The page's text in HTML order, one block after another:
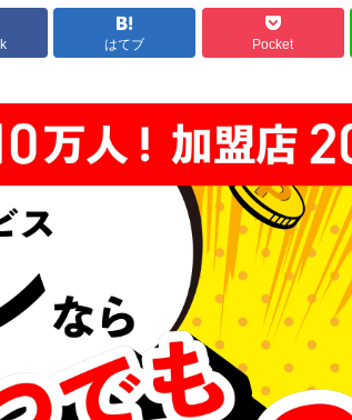
はてブ Pocket